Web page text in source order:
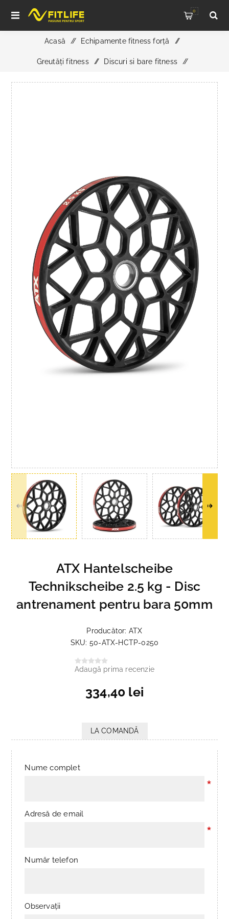
0
Acasă / Echipamente fitness forță /
Greutăți fitness / Discuri si bare fitness /
ATX Hantelscheibe Technikscheibe 2.5 kg - Disc
ATX Hantelscheibe
Technikscheibe 2.5 kg - Disc
antrenament pentru bara 50mm
Producător: ATX
SKU: 50-ATX-HCTP-0250
Adaugă prima recenzie
334,40 lei
LA COMANDĂ
Nume complet
*
Adresă de email
*
Număr telefon
Observații